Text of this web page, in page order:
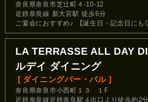
奈良県奈良市芝辻町４-10-12
近鉄奈良線 新大宮駅 徒歩6分
ご宴会におすすめ♪ 【誕生日・記念日にも
LA TERRASSE ALL DAY
ルデイ ダイニング
[ ダイニングバー・バル ]
奈良県奈良市小西町１３ １F
近鉄奈良線近鉄奈良駅４出口より徒歩約2